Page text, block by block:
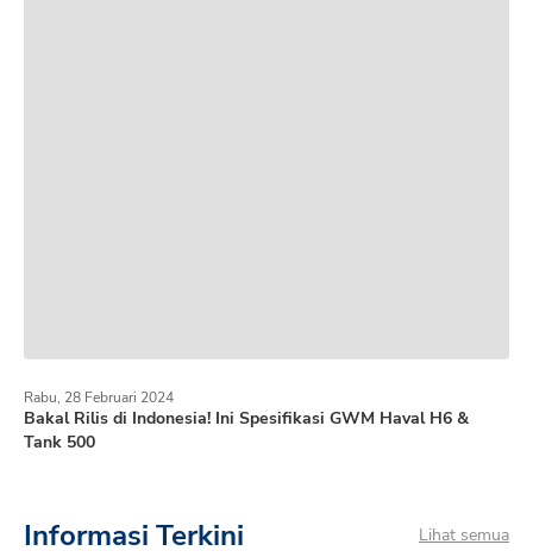
Bakal Rilis di Indonesia! Ini Spesifikasi GWM Haval H6 &
Tank 500
Rabu, 28 Februari 2024
Informasi Terkini Lihat semua